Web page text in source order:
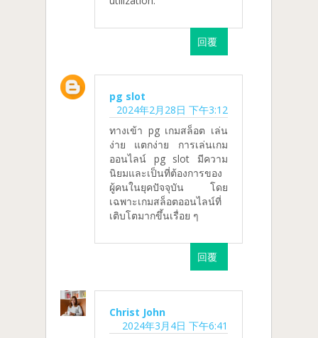
回覆
pg slot
2024年2月28日 下午3:12
ทางเข้า pg เกมสล็อต เล่น
ง่าย แตกง่าย การเล่นเกม
ออนไลน์ pg slot มีความ
นิยมและเป็นที่ต้องการของ
ผู้คนในยุคปัจจุบัน โดย
เฉพาะเกมสล็อตออนไลน์ที่
เติบโตมากขึ้นเรื่อย ๆ
回覆
Christ John
2024年3月4日 下午6:41